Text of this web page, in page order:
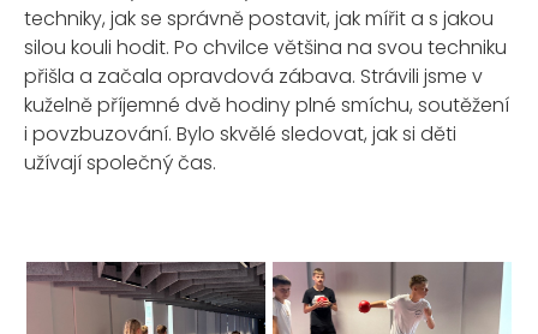
techniky, jak se správně postavit, jak mířit a s jakou
silou kouli hodit. Po chvilce většina na svou techniku
přišla a začala opravdová zábava. Strávili jsme v
kuželně příjemné dvě hodiny plné smíchu, soutěžení
i povzbuzování. Bylo skvělé sledovat, jak si děti
užívají společný čas.